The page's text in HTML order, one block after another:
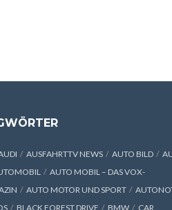
AUSFAHRTTV NEWS AUTO BILD
AUTO MOBIL – DAS VOX-
AUTO MOTOR UND SPORT
BLACK FOREST DRIVE BMW CAR